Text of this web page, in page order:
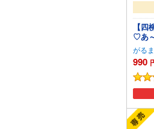
【
♡あ
がる
990